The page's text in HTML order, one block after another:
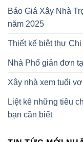
Báo Giá Xây Nhà
năm 2025
Thiết kế biệt thự
Nhà Phố giản đơn
Xây nhà xem tuổi
Liệt kê những tiêu
bạn cần biết